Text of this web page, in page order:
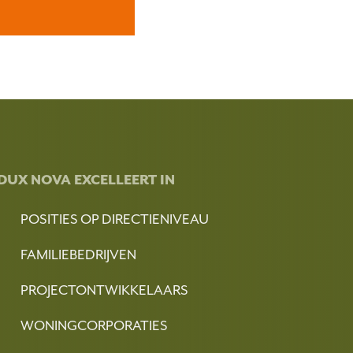
NOVA EXCELLEERT IN
POSITIES OP DIRECTIENIVEAU
FAMILIEBEDRIJVEN
PROJECTONTWIKKELAARS
WONINGCORPORATIES